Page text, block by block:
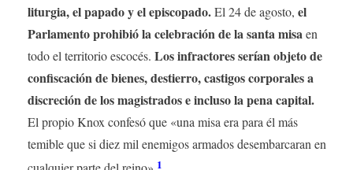
liturgia, el papado y el episcopado.El 24 de agosto, el
Parlamento prohibió la celebración de la santa misa en
todo el territorio escocés. Los infractores serían objeto de
confiscación de bienes, destierro, castigos corporales a
discreción de los magistrados e incluso la pena capital.
El propio Knox confesó que «una misa era para él más
temible que si diez mil enemigos armados desembarcaran en
1